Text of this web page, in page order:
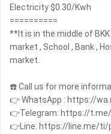
Electricity $0.30/Kwh
==========
**It is in the middle of
market , School , Bank ,
market.
☎️ Call us for more
👉 WhatsApp : https://
👉Telegram: https://
👉Line: https://line.me/ti/